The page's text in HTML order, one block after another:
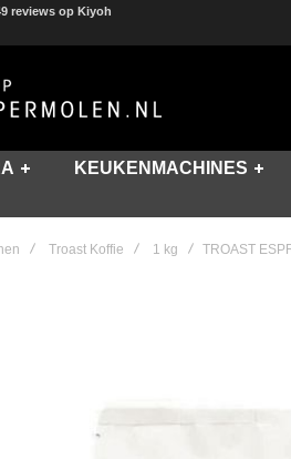
reviews op Kiyoh
KEUKENMACHINES
Troast Koffie 1 kg TROAST